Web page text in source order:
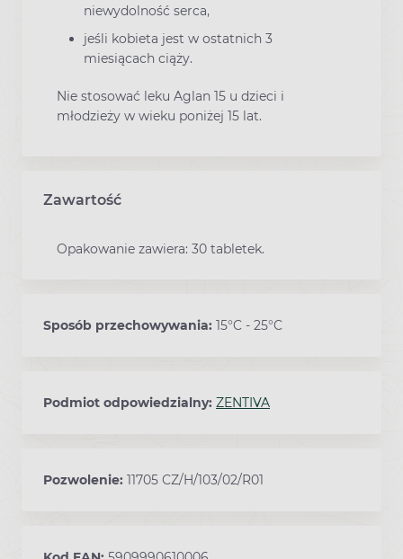
niewydolność serca,
jeśli kobieta jest w ostatnich 3
miesiącach ciąży.
Nie stosować leku Aglan 15 u dzieci i
młodzieży w wieku poniżej 15 lat.
Zawartość
Opakowanie zawiera: 30 tabletek.
Sposób przechowywania: 15°C - 25°C
Podmiot odpowiedzialny: ZENTIVA
Pozwolenie: 11705 CZ/H/103/02/R01